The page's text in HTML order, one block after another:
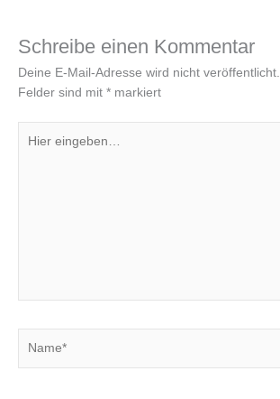
Schreibe einen Kommentar
Deine E-Mail-Adresse wird nicht veröffentlicht.
Felder sind mit * markiert
eingeben…